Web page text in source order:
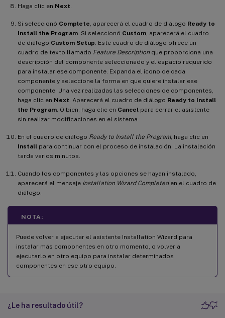
Haga clic en Next
Si seleccionó Complete , aparecerá el cuadro de diálogo Ready to
Install the Program . Si seleccionó Custom , aparecerá el cuadro
de diálogo Custom Setup . Este cuadro de diálogo ofrece un
cuadro de texto llamado Feature Description que proporciona una
descripción del componente seleccionado y el espacio requerido
para instalar ese componente. Expanda el icono de cada
componente y seleccione la forma en que quiere instalar ese
componente. Una vez realizadas las selecciones de componentes,
haga clic en Next . Aparecerá el cuadro de diálogo Ready to Install
the Program . O bien, haga clic en Cancel para cerrar el asistente
sin realizar modificaciones en el sistema.
En el cuadro de diálogo Ready to Install the Program, haga clic en
Install para continuar con el proceso de instalación. La instalación
tarda varios minutos.
Cuando los componentes y las opciones se hayan instalado,
aparecerá el mensaje Installation Wizard Completeden el cuadro de
diálogo.
NOTA:
Puede volver a ejecutar el asistente Installation Wizard para
instalar más componentes en otro momento, o volver a
ejecutarlo en otro equipo para instalar determinados
componentes en ese otro equipo.
¿Le ha resultado útil?